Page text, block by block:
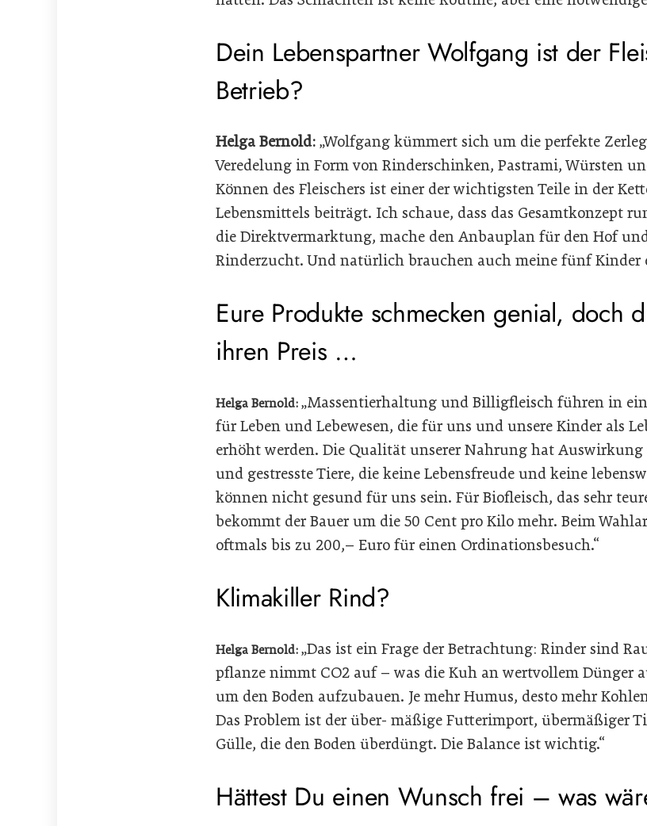
Dein Lebenspartner Wolfgang ist der
Betrieb?
Helga Bernold: „Wolfgang kümmert sich um die perfekte
Veredelung in Form von Rinderschinken, Pastrami, Würsten
Können des Fleischers ist einer der wichtigsten Teile in der
Lebensmittels beiträgt. Ich schaue, dass das Gesamtkonzept
die Direktvermarktung, mache den Anbauplan für den Hof
Rinderzucht. Und natürlich brauchen auch meine fünf Kinder
Eure Produkte schmecken genial, doch
ihren Preis …
Helga Bernold: „Massentierhaltung und Billigfleisch führen in
für Leben und Lebewesen, die für uns und unsere Kinder als
erhöht werden. Die Qualität unserer Nahrung hat Auswirkung
und gestresste Tiere, die keine Lebensfreude und keine
können nicht gesund für uns sein. Für Biofleisch, das sehr
bekommt der Bauer um die 50 Cent pro Kilo mehr. Beim
oftmals bis zu 200,– Euro für einen Ordinationsbesuch.“
Klimakiller Rind?
Helga Bernold: „Das ist ein Frage der Betrachtung: Rinder sind
pflanze nimmt CO2 auf – was die Kuh an wertvollem Dünger
um den Boden aufzubauen. Je mehr Humus, desto mehr
Das Problem ist der über- mäßige Futterimport, übermäßiger
Gülle, die den Boden überdüngt. Die Balance ist wichtig.“
Hättest Du einen Wunsch frei – was